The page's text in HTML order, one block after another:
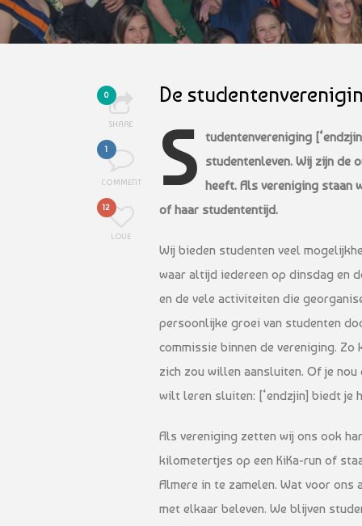
0
SHARE
1
COMMENT
12
LOVE
De
S tudentenvereniging
studentenleven. Wij zijn de
heeft. Als vereniging staan
of haar studententijd.
Wij bieden studenten veel
waar altijd iedereen op dinsdag en
en de vele activiteiten die
persoonlijke groei van studenten
commissie binnen de vereniging.
zich zou willen aansluiten. Of je
wilt leren sluiten: [‘endzjin] biedt je
Als vereniging zetten wij ons ook
kilometertjes op een KiKa-run of
Almere in te zamelen. Wat voor
met elkaar beleven. We blijven